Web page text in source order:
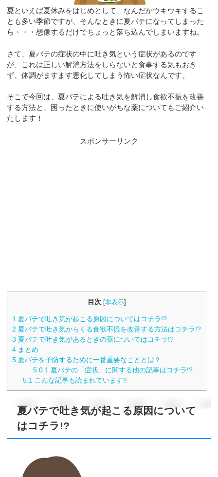
夏といえば夏休みをはじめとして、なんだかウキウキするこ
とも多い季節ですが、そんなときに夏バテになってしまった
ら・・・想像するだけでちょっと落ち込んでしまいますね。
さて、夏バテの症状の中に吐き気という症状があるのです
が、これは正しい解消方法をしらないと食事する気もおき
ず、体調がますます悪化してしまう怖い症状なんです。
そこで今回は、夏バテによる吐き気を解消し食欲不振を改善
する方法と、困ったときに使いがちな薬についてもご紹介い
たします！
スポンサーリンク
目次 [非表示]
1 夏バテで吐き気が起こる原因についてはコチラ!?
2 夏バテで吐き気からくる食欲不振を改善する方法はコチラ!?
3 夏バテで吐き気があるときの薬についてはコチラ!?
4 まとめ
5 夏バテを予防するために一番重要なこととは？
5.0.1 夏バテの「症状」に関する他の記事はコチラ!?
5.1 こんな記事も読まれています!!
夏バテで吐き気が起こる原因について
はコチラ!?